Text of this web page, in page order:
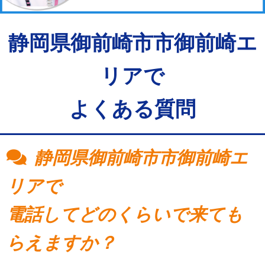
静岡県御前崎市市御前崎エ
リアで
よくある質問
静岡県御前崎市市御前崎エ
リアで
電話してどのくらいで来ても
らえますか？